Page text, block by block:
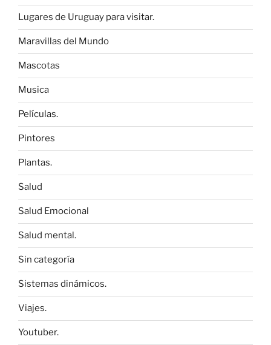
Lugares de Uruguay para visitar.
Maravillas del Mundo
Mascotas
Musica
Películas.
Pintores
Plantas.
Salud
Salud Emocional
Salud mental.
Sin categoría
Sistemas dinámicos.
Viajes.
Youtuber.